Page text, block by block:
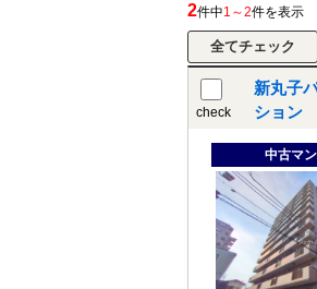
2件中1～2件を表示
check
新丸子
ション
中古マ